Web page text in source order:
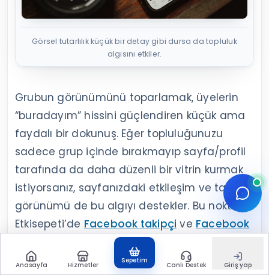
Görsel tutarlılık küçük bir detay gibi dursa da topluluk
algısını etkiler.
Grubun görünümünü toparlamak, üyelerin
“buradayım” hissini güçlendiren küçük ama
faydalı bir dokunuş. Eğer topluluğunuzu
sadece grup içinde bırakmayıp sayfa/profil
tarafında da daha düzenli bir vitrin kurmak
istiyorsanız, sayfanızdaki etkileşim ve takipçi
görünümü de bu algıyı destekler. Bu noktada
Etkisepeti’de Facebook takipçi ve Facebook
seçeneklerine göz atabilirsiniz;
teslimatlar kademeli ilerler ve hedef kitle
Anasayfa Hizmetler
Sepetim
Canlı Destek Giriş yap